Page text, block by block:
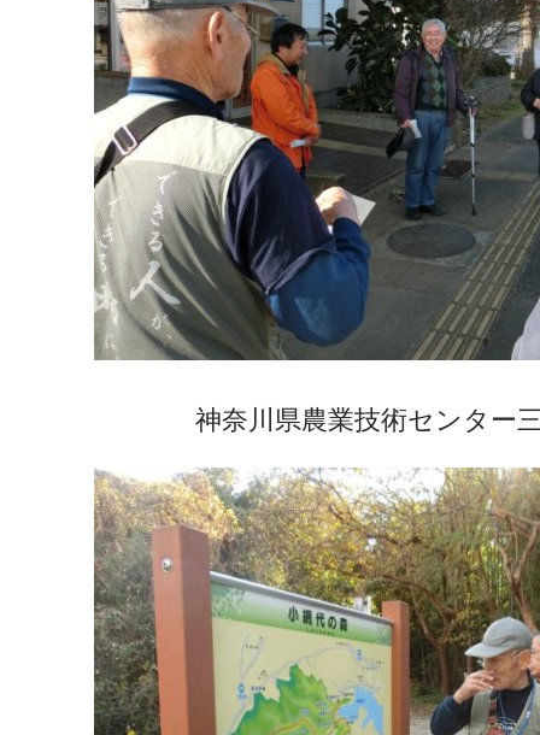
神奈川県農業技術センター